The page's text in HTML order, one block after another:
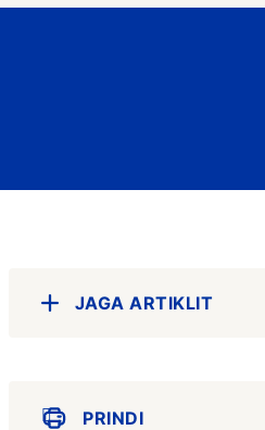
JAGA ARTIKLIT
PRINDI